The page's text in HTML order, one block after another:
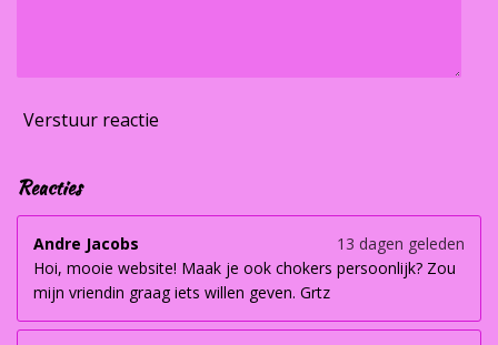
Verstuur reactie
Reacties
Andre Jacobs
13 dagen geleden
Hoi, mooie website! Maak je ook chokers persoonlijk? Zou
mijn vriendin graag iets willen geven. Grtz